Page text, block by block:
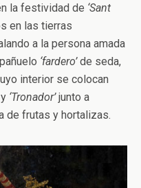
la festividad de ‘Sant
en las tierras
a la persona amada
‘fardero’de seda,
interior se colocan
‘Tronador’junto a
de frutas y hortalizas.